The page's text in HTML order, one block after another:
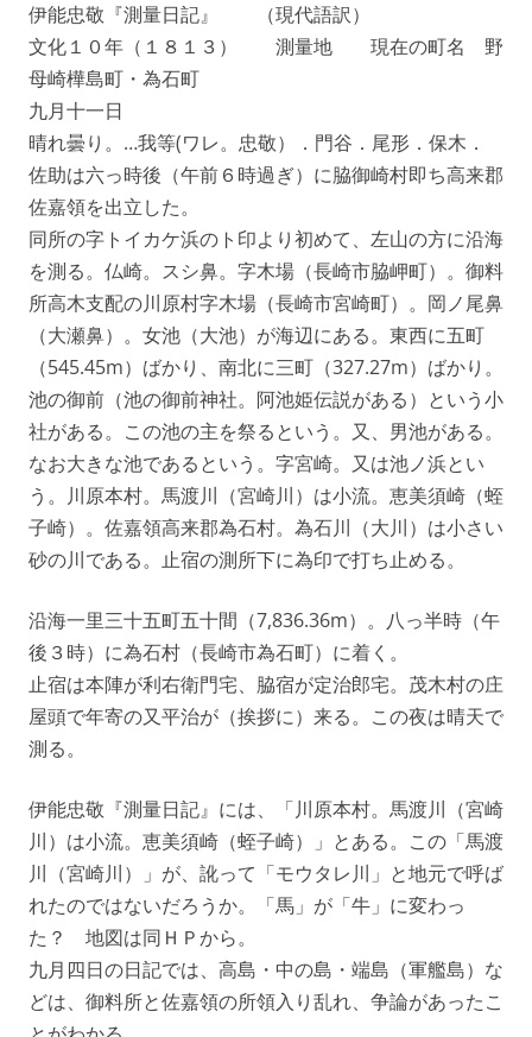
伊能忠敬『測量日記』 （現代語訳）
文化１０年（１８１３） 測量地 現在の町名 野
母崎樺島町・為石町
九月十一日
晴れ曇り。…我等(ワレ。忠敬）．門谷．尾形．保木．
佐助は六っ時後（午前６時過ぎ）に脇御崎村即ち高来郡
佐嘉領を出立した。
同所の字トイカケ浜のト印より初めて、左山の方に沿海
を測る。仏崎。スシ鼻。字木場（長崎市脇岬町）。御料
所高木支配の川原村字木場（長崎市宮崎町）。岡ノ尾鼻
（大瀬鼻）。女池（大池）が海辺にある。東西に五町
（545.45m）ばかり、南北に三町（327.27m）ばかり。
池の御前（池の御前神社。阿池姫伝説がある）という小
社がある。この池の主を祭るという。又、男池がある。
なお大きな池であるという。字宮崎。又は池ノ浜とい
う。川原本村。馬渡川（宮崎川）は小流。恵美須崎（蛭
子崎）。佐嘉領高来郡為石村。為石川（大川）は小さい
砂の川である。止宿の測所下に為印で打ち止める。
沿海一里三十五町五十間（7,836.36m）。八っ半時（午
後３時）に為石村（長崎市為石町）に着く。
止宿は本陣が利右衛門宅、脇宿が定治郎宅。茂木村の庄
屋頭で年寄の又平治が（挨拶に）来る。この夜は晴天で
測る。
伊能忠敬『測量日記』には、「川原本村。馬渡川（宮崎
川）は小流。恵美須崎（蛭子崎）」とある。この「馬渡
川（宮崎川）」が、訛って「モウタレ川」と地元で呼ば
れたのではないだろうか。「馬」が「牛」に変わっ
た？ 地図は同ＨＰから。
九月四日の日記では、高島・中の島・端島（軍艦島）な
どは、御料所と佐嘉領の所領入り乱れ、争論があったこ